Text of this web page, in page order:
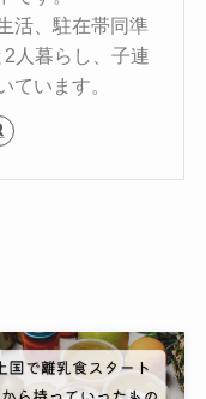
活、駐在帯同準
人暮らし、子連
ています。